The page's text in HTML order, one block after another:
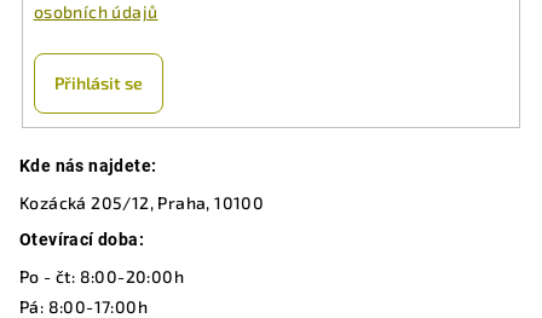
osobních údajů
Přihlásit se
Kde nás najdete:
Kozácká 205/12, Praha, 10100
Otevírací doba:
Po - čt: 8:00-20:00h
Pá: 8:00-17:00h